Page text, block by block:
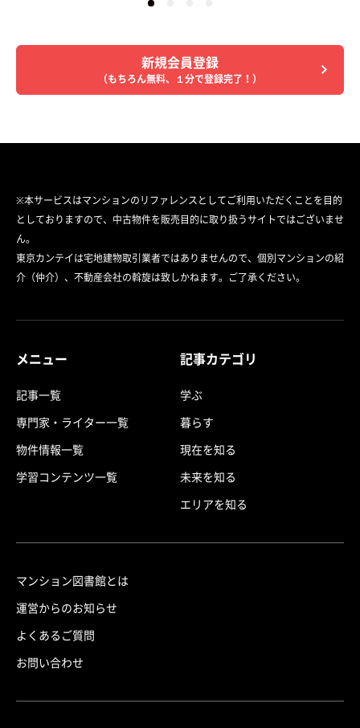
新規会員登録
（もちろん無料、１分で登録完了！）
※本サービスはマンションのリファレンスとしてご利用いただくことを目的
としておりますので、中古物件を販売目的に取り扱うサイトではございませ
ん。
東京カンテイは宅地建物取引業者ではありませんので、個別マンションの紹
介（仲介）、不動産会社の斡旋は致しかねます。ご了承ください。
メニュー
記事一覧
専門家・ライター一覧
物件情報一覧
学習コンテンツ一覧
記事カテゴリ
学ぶ
暮らす
現在を知る
未来を知る
エリアを知る
マンション図書館とは
運営からのお知らせ
よくあるご質問
お問い合わせ